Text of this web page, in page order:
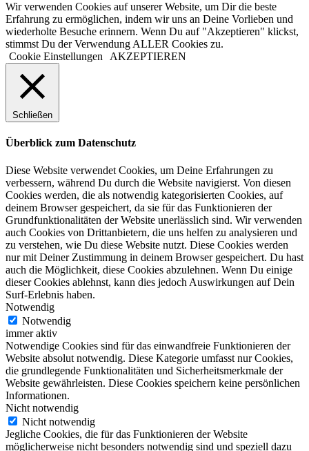
Wir verwenden Cookies auf unserer Website, um Dir die beste
Erfahrung zu ermöglichen, indem wir uns an Deine Vorlieben und
wiederholte Besuche erinnern. Wenn Du auf "Akzeptieren" klickst,
stimmst Du der Verwendung ALLER Cookies zu.
Cookie Einstellungen
AKZEPTIEREN
Schließen
Überblick zum Datenschutz
Diese Website verwendet Cookies, um Deine Erfahrungen zu
verbessern, während Du durch die Website navigierst. Von diesen
Cookies werden, die als notwendig kategorisierten Cookies, auf
deinem Browser gespeichert, da sie für das Funktionieren der
Grundfunktionalitäten der Website unerlässlich sind. Wir verwenden
auch Cookies von Drittanbietern, die uns helfen zu analysieren und
zu verstehen, wie Du diese Website nutzt. Diese Cookies werden
nur mit Deiner Zustimmung in deinem Browser gespeichert. Du hast
auch die Möglichkeit, diese Cookies abzulehnen. Wenn Du einige
dieser Cookies ablehnst, kann dies jedoch Auswirkungen auf Dein
Surf-Erlebnis haben.
Notwendig
Notwendig
immer aktiv
Notwendige Cookies sind für das einwandfreie Funktionieren der
Website absolut notwendig. Diese Kategorie umfasst nur Cookies,
die grundlegende Funktionalitäten und Sicherheitsmerkmale der
Website gewährleisten. Diese Cookies speichern keine persönlichen
Informationen.
Nicht notwendig
Nicht notwendig
Jegliche Cookies, die für das Funktionieren der Website
möglicherweise nicht besonders notwendig sind und speziell dazu